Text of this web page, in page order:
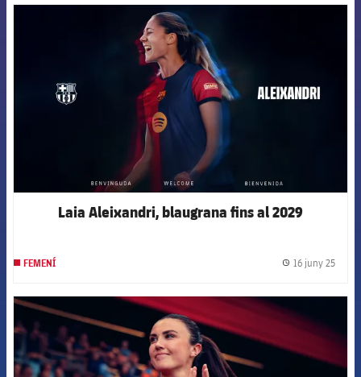
FCB Barcelona badge
Laia Aleixandri, blaugrana fins al 2029
FEMENÍ 16 juny 25
FCB Barcelona badge